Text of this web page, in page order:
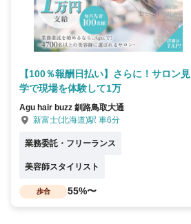
【100％報酬日払い】さらに！サロン見
学で現場を体験して1万
Agu hair buzz 釧路鳥取大通
新富士(北海道)駅 車6分
業務委託・フリーランス
美容師スタイリスト
歩合 55%〜